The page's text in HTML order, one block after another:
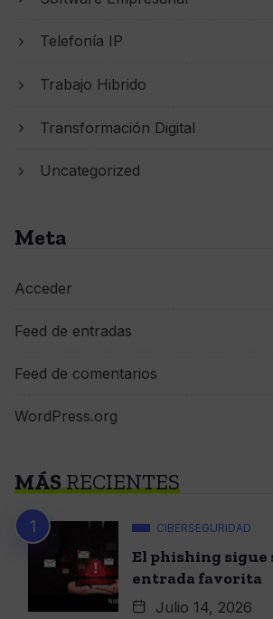
Telefonía IP
Trabajo Hibrido
Transformación Digital
Uncategorized
Meta
Acceder
Feed de entradas
Feed de comentarios
WordPress.org
MÁSRECIENTES
CIBERSEGURIDAD
El phishing sigue
entrada favorita
Julio 14, 2026